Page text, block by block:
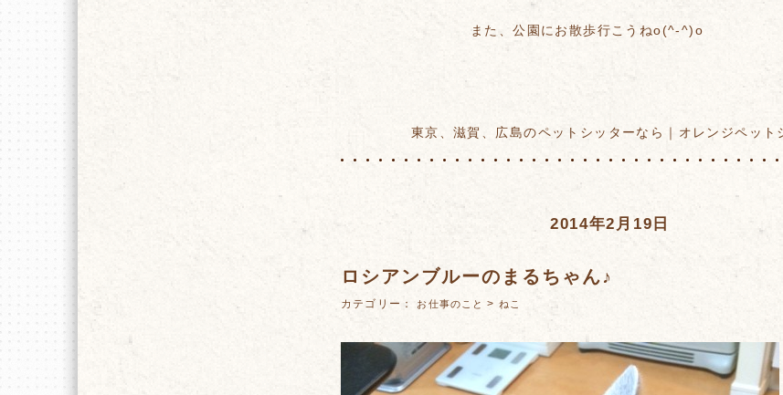
また、公園にお散歩行こうねo(^-^)o
東京、滋賀、広島のペットシッターなら｜オレンジペット
2014年2月19日
ロシアンブルーのまるちゃん♪
カテゴリー： お仕事のこと > ねこ